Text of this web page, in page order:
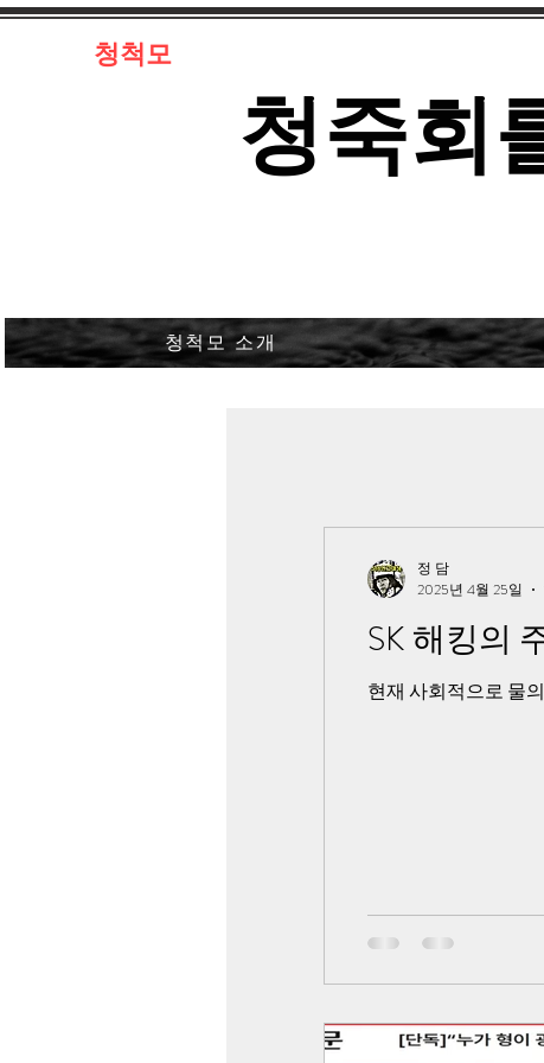
​청척모
청죽회
청척모 소개
SK 해킹의
현재 사회적으로 물
정 담
2025년 4월 25일